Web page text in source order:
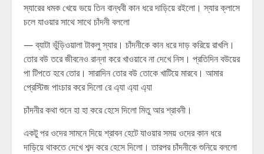
স্যারের ধমক খেয়ে ভয়ে তিন বান্ধবী কান ধরে দাড়িয়ে রইলো। স্যার ক্লাসে
চলে যাওয়ার সাথে সাথে চাঁদনী বললো
— ব্যাটা ভুঁড়িওয়ালা টাকলু স্যার। চাঁদনীকে কান ধরে দাড় করিয়ে রাখলি।
তোর বউ তরে জীবনেও রান্না করে খাওয়াবে না দেখে নিস। প্রতিদিন বউয়ের
পা টিপতে হবে তোর। সারাদিন তোর বউ তোকে খাটিয়ে মারবে। আমার
প্রেস্টিজ পাংচার করে দিলো রে এ্যা এ্যা এ্যা
চাঁদনীর কথা শুনে হা হা করে হেসে দিলো মিতু আর শ্রাবনী।
একটু পর ওদের সামনে দিয়ে শ্রাবন হেটে যাওয়ার সময় ওদের কান ধরে
দাড়িয়ে থাকতে দেখে শব্দ করে হেসে দিলো। তারপর চাঁদনীকে শুনিয়ে বললো